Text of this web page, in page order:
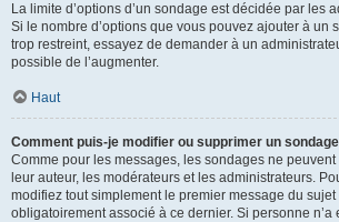
La limite d’options d’un sondage est décidée par les
Si le nombre d’options que vous pouvez ajouter à un
trop restreint, essayez de demander à un
possible de l’augmenter.
Haut
Comment puis-je modifier ou supprimer un
Comme pour les messages, les sondages ne
leur auteur, les modérateurs et les administrateurs.
modifiez tout simplement le premier message du
obligatoirement associé à ce dernier. Si personne n’a